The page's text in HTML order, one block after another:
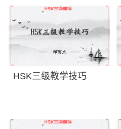
HSK三级教学技巧